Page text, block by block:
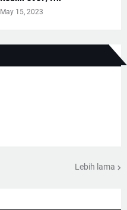
May 15, 2023
Lebih lama